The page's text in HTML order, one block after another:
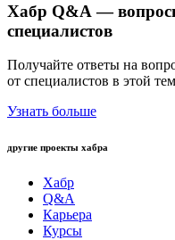
Хабр Q&A —
специалистов
Получайте ответы на
от специалистов в этой
Узнать больше
другие проекты хабра
Хабр
Q&A
Карьера
Курсы